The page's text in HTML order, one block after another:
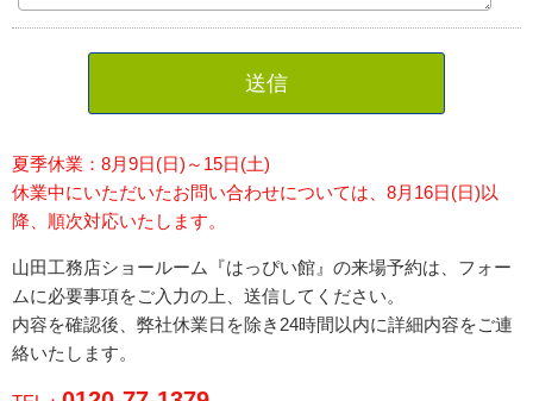
送信
夏季休業：8月9日(日)～15日(土)
休業中にいただいたお問い合わせについては、8月16日(日)以
降、順次対応いたします。
山田工務店ショールーム『はっぴい館』の来場予約は、フォー
ムに必要事項をご入力の上、送信してください。
内容を確認後、弊社休業日を除き24時間以内に詳細内容をご連
絡いたします。